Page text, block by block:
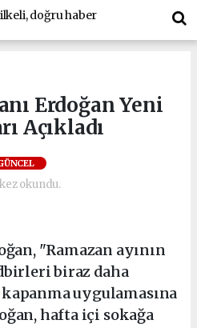
Erdoğan Yeni
Açıkladı
okundu.
"Ramazan ayının
biraz daha
uygulamasına
hafta içi sokağa